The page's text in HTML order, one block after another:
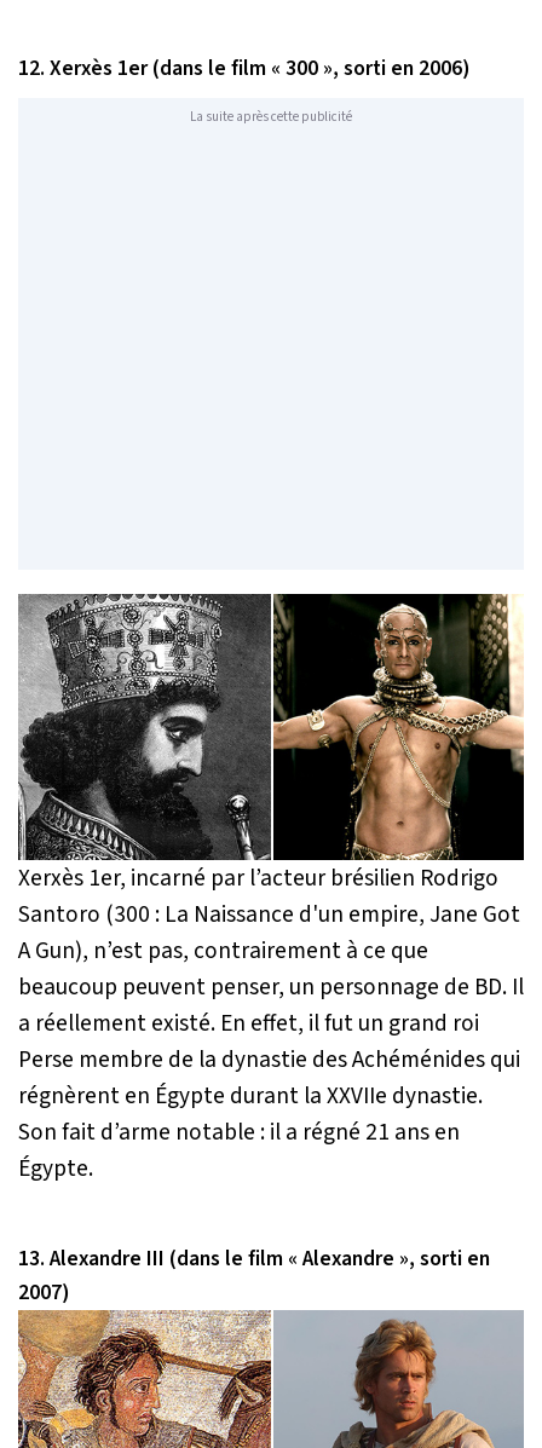
12. Xerxès 1er (dans le film « 300 », sorti en 2006)
La suite après cette publicité
Xerxès 1er, incarné par l’acteur brésilien Rodrigo
Santoro (300 : La Naissance d'un empire, Jane Got
A Gun), n’est pas, contrairement à ce que
beaucoup peuvent penser, un personnage de BD. Il
a réellement existé. En effet, il fut un grand roi
Perse membre de la dynastie des Achéménides qui
régnèrent en Égypte durant la XXVIIe dynastie.
Son fait d’arme notable : il a régné 21 ans en
Égypte.
13. Alexandre III (dans le film « Alexandre », sorti en
2007)